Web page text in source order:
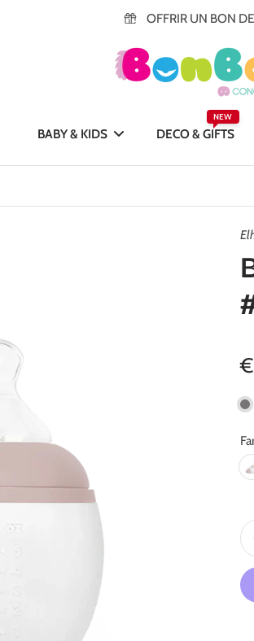
OFFRIR UN BON
BABY & KIDS DECO & GIFTS
NEW